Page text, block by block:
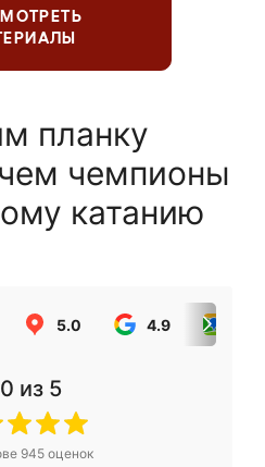
планку
чемпионы
катанию
5.0 4.9
из 5
945оценок